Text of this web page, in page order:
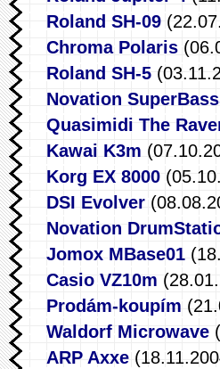
Roland SH-09
Chroma Polaris
Roland SH-5
Novation
Quasimidi The
Kawai K3m
Korg EX 8000
DSI Evolver
Novation
Jomox MBase01
Casio VZ10m
Prodám-koupím
Waldorf Microwave
ARP Axxe